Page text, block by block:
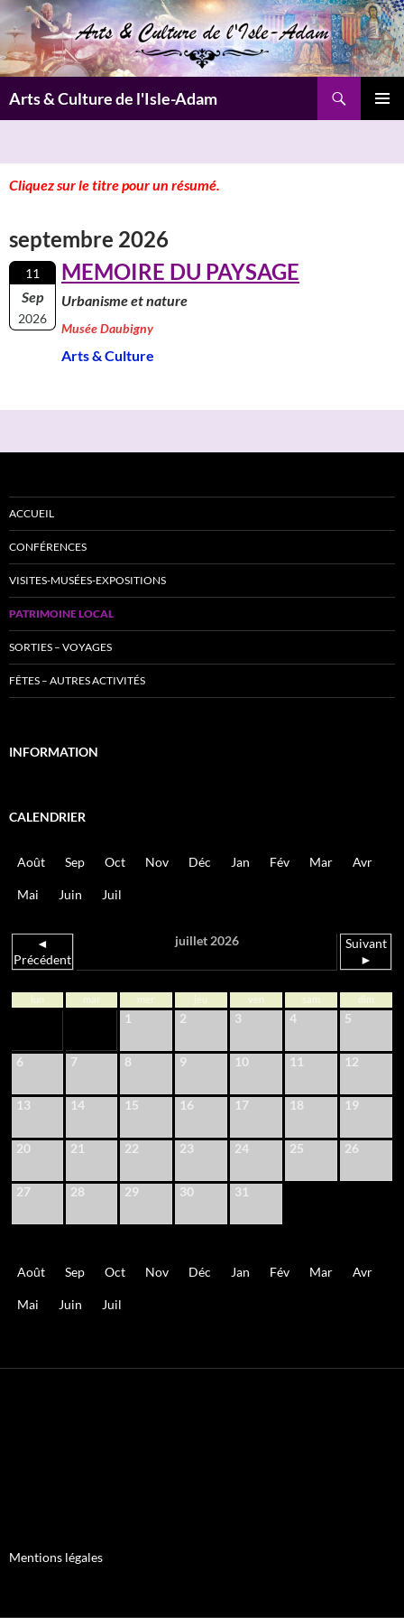
Aller
au
contenu
Arts & Culture de l'Isle-Adam
Cliquez sur le titre pour un résumé.
septembre 2026
11
Sep
2026
MEMOIRE DU PAYSAGE
Urbanisme et nature
Musée Daubigny
Arts & Culture
ACCUEIL
CONFÉRENCES
VISITES-MUSÉES-EXPOSITIONS
PATRIMOINE LOCAL
SORTIES – VOYAGES
FÊTES – AUTRES ACTIVITÉS
INFORMATION
CALENDRIER
Août Sep Oct Nov Déc Jan Fév Mar Avr
Mai Juin Juil
◄
Précédent
juillet 2026
Suivant
►
lun mar mer jeu ven sam dim
1 2 3 4 5
6 7 8 9 10 11 12
13 14 15 16 17 18 19
20 21 22 23 24 25 26
27 28 29 30 31
Août Sep Oct Nov Déc Jan Fév Mar Avr
Mai Juin Juil
Mentions légales